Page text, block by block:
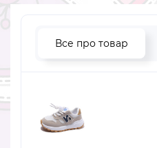
Все про товар